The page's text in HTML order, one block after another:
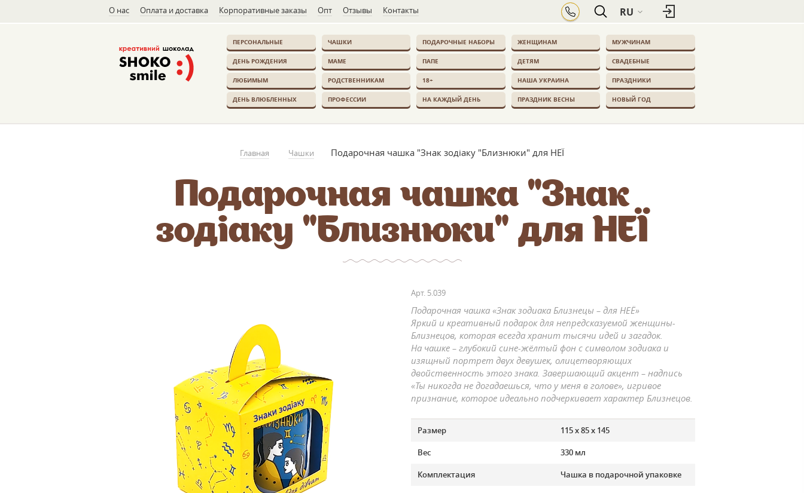
О нас Оплата и доставка Корпоративные заказы Опт Отзывы Контакты RU
ПЕРСОНАЛЬНЫЕ ЧАШКИ ПОДАРОЧНЫЕ НАБОРЫ ЖЕНЩИНАМ МУЖЧИНАМ
ДЕНЬ РОЖДЕНИЯ МАМЕ ПАПЕ ДЕТЯМ СВАДЕБНЫЕ
ЛЮБИМЫМ РОДСТВЕННИКАМ 18+ НАША УКРАИНА ПРАЗДНИКИ
ДЕНЬ ВЛЮБЛЕННЫХ ПРОФЕССИИ НА КАЖДЫЙ ДЕНЬ ПРАЗДНИК ВЕСНЫ НОВЫЙ ГОД
Главная Чашки Подарочная чашка "Знак зодіаку "Близнюки" для НЕЇ
Подарочная чашка "Знак
зодіаку "Близнюки" для НЕЇ
Арт. 5.039
Подарочная чашка «Знак зодиака Близнецы – для НЕЁ»
Яркий и креативный подарок для непредсказуемой женщины-
Близнецов, которая всегда хранит тысячи идей и загадок.
На чашке – глубокий сине-жёлтый фон с символом зодиака и
изящный портрет двух девушек, олицетворяющих
двойственность этого знака. Завершающий акцент – надпись
«Ты никогда не догадаешься, что у меня в голове», игривое
признание, которое идеально подчеркивает характер Близнецов.
Размер 115 х 85 х 145
Вес 330 мл
Комплектация Чашка в подарочной упаковке